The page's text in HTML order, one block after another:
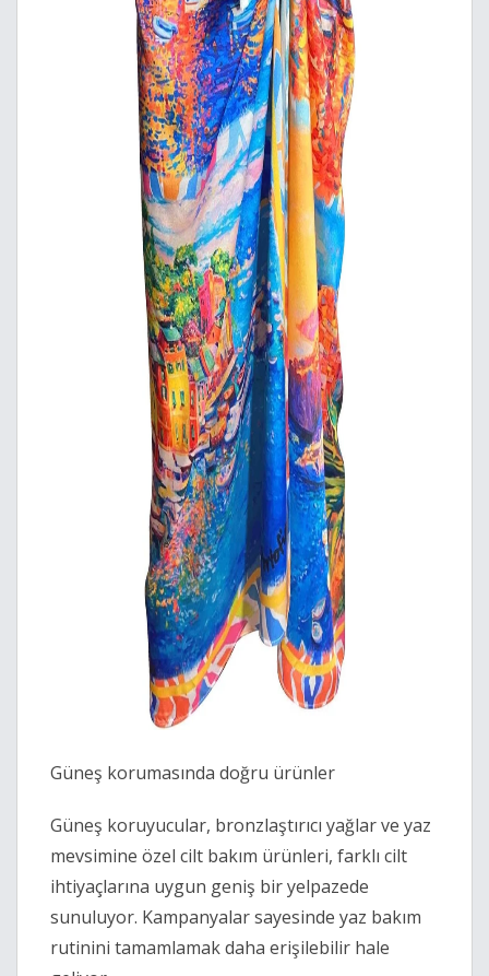
Güneş korumasında doğru ürünler
Güneş koruyucular, bronzlaştırıcı yağlar ve yaz
mevsimine özel cilt bakım ürünleri, farklı cilt
ihtiyaçlarına uygun geniş bir yelpazede
sunuluyor. Kampanyalar sayesinde yaz bakım
rutinini tamamlamak daha erişilebilir hale